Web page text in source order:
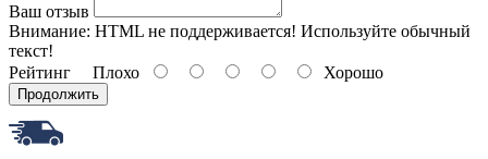
Ваш отзыв
Внимание: HTML не поддерживается! Используйте обычный
текст!
Рейтинг Плохо Хорошо
Продолжить